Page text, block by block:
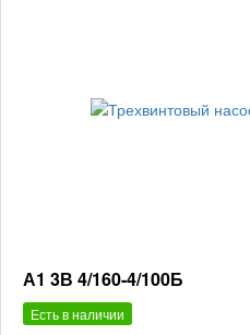
А1 3В 4/160-4/100Б
Есть в наличии